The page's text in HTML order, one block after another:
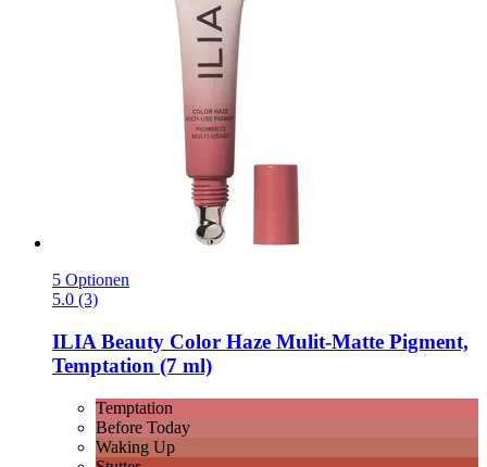
5 Optionen
5.0 (3)
ILIA Beauty Color Haze Mulit-​Matte Pigment,
Temptation (7 ml)
Temptation
Before Today
Waking Up